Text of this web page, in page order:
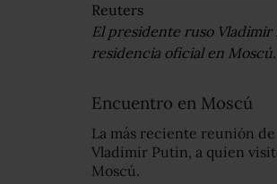
Reuters
El presidente ruso
residencia oficial en Moscú.
Encuentro en Moscú
La más reciente reunión
Vladimir Putin, a quien
Moscú.